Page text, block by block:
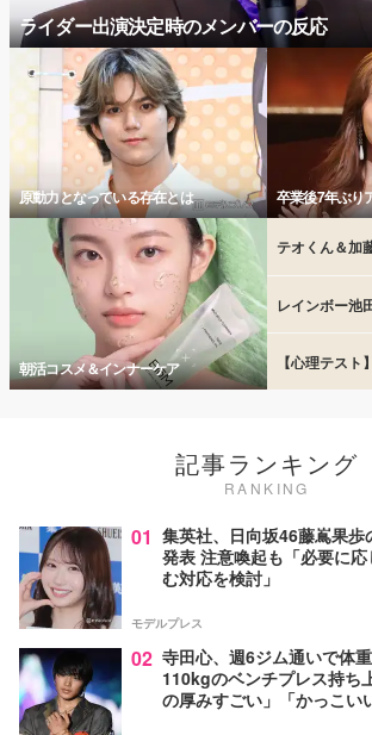
ライダー出演決定時のメンバーの反応
原動力となっている存在とは 卒業後7年ぶり
朝活コスメ＆インナーケア
テオくん＆加
レインボー池
【心理テスト
記事ランキング
RANKING
01 集英社、日向坂46藤嶌果歩
発表 注意喚起も「必要に
む対応を検討」
モデルプレス
02 寺田心、週6ジム通いで体
110kgのベンチプレス持ち
の厚みすごい」「かっこい